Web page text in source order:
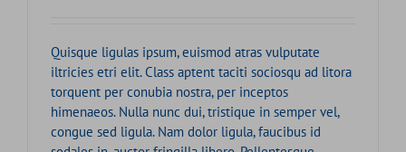
Quisque ligulas ipsum, euismod atras vulputate
iltricies etri elit. Class aptent taciti sociosqu ad litora
torquent per conubia nostra, per inceptos
himenaeos. Nulla nunc dui, tristique in semper vel,
congue sed ligula. Nam dolor ligula, faucibus id